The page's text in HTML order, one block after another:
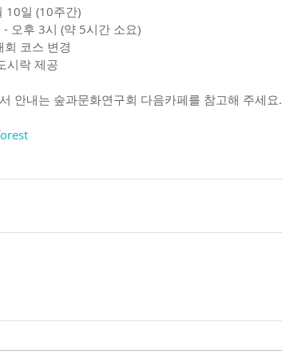
10일 (10주간)
오후 3시 (약 5시간 소요)
회 코스 변경
시락 제공
안내는 숲과문화연구회 다음카페를 참고해 주세요.